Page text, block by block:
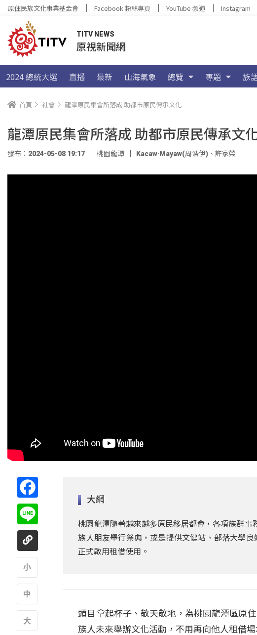
原住民族文化事業基金會 Facebook 粉絲專頁 YouTube 頻道 Instagram
TITV NEWS
原視新聞網
2024 總統大選 直播 最新 山海氣象 總覽 專題 族
首頁 社會 龍潭原民集會所落成 助都市原民傳承文化
龍潭原民集會所落成 助都市原民傳承文
發布：2024-05-08 19:17 桃園龍潭 Kacaw·Mayaw(周浩伊) 、 許家榮
大綱
桃園龍潭隨著越來越多原民移居都會，各項族群
族人朋友舉行祭典，或是提供文健站、部落大學
正式啟用租借使用。
頭目拿起杯子、敬天敬地，為桃園龍潭區原
族人未來舉辦文化活動，不用再向他人租借場